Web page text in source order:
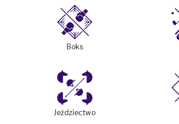
Boks
Jeździectwo